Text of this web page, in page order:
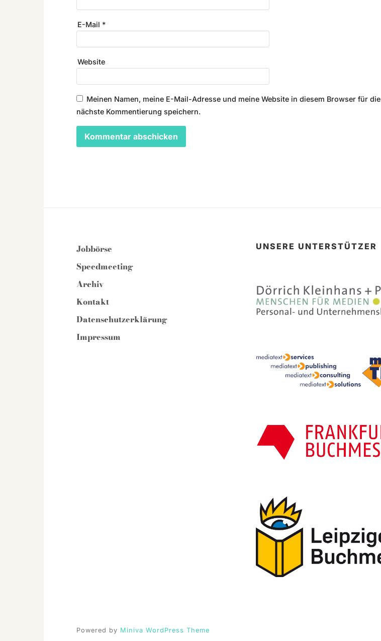
E-Mail *
Website
Meinen Namen, meine E-Mail-Adresse und meine Website in diesem Browser für die
nächste Kommentierung speichern.
Jobbörse
Speedmeeting
Archiv
Kontakt
Datenschutzerklärung
Impressum
UNSERE UNTERSTÜTZER
Powered by Miniva WordPress Theme